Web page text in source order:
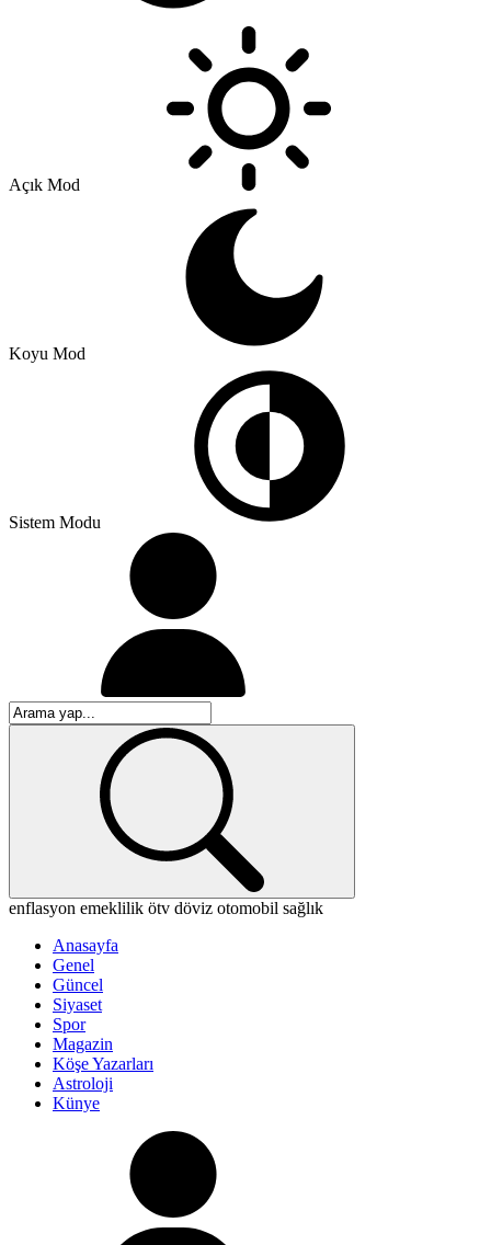
Açık Mod
Koyu Mod
Sistem Modu
enflasyon emeklilik ötv döviz otomobil sağlık
Anasayfa
Genel
Güncel
Siyaset
Spor
Magazin
Köşe Yazarları
Astroloji
Künye